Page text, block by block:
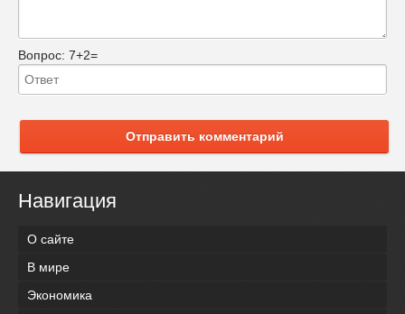
Вопрос: 7+2=
Отправить комментарий
Навигация
О сайте
В мире
Экономика